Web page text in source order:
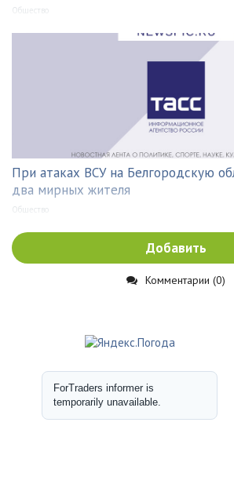
Общество
При атаках ВСУ на Белгородскую
два мирных жителя
Общество
Добавить
Комментарии (0)